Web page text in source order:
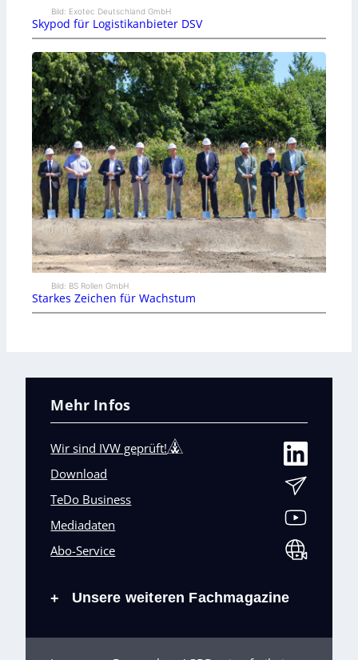
Bild: Exotec Deutschland GmbH
Skypod für Logistikanbieter DSV
Bild: BS Rollen GmbH
Starkes Zeichen für Wachstum
Mehr Infos
Wir sind IVW geprüft!
Download
TeDo Business
Mediadaten
Abo-Service
+ Unsere weiteren Fachmagazine